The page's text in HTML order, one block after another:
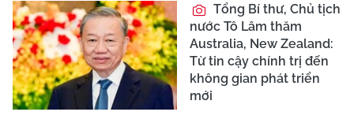
Tổng Bí thư, Chủ tịch
nước Tô Lâm thăm
Australia, New Zealand:
Từ tin cậy chính trị đến
không gian phát triển
mới